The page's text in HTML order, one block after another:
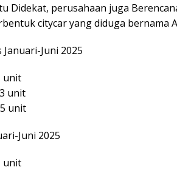
Didekat, perusahaan juga
citycar yang diduga bernama
Januari-Juni 2025
unit
unit
unit
Juni 2025
unit